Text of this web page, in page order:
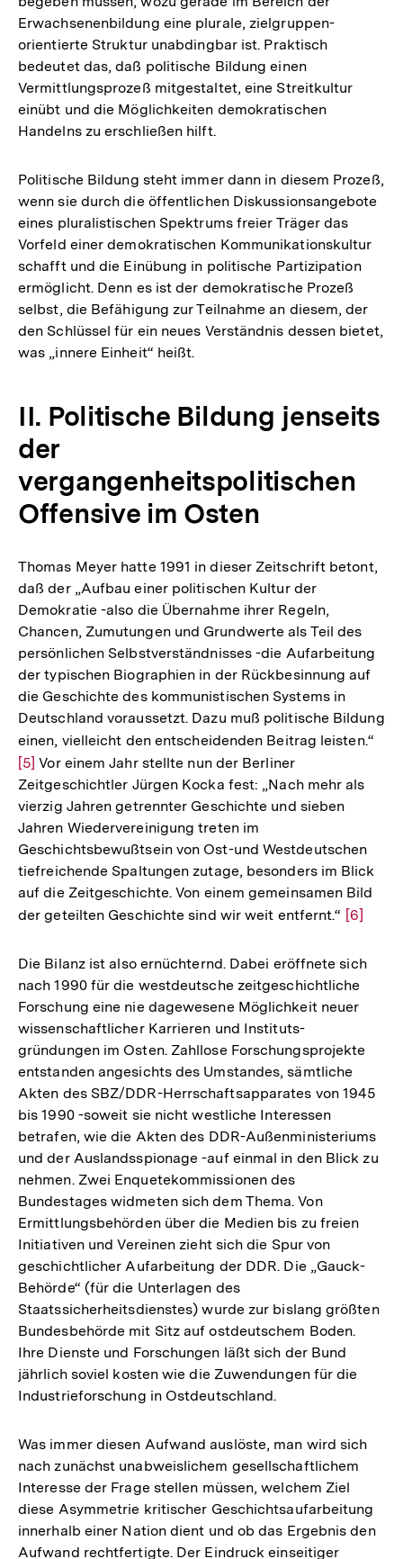
Erwachsenenbildung eine plurale, zielgruppen-
orientierte Struktur unabdingbar ist. Praktisch
bedeutet das, daß politische Bildung einen
Vermittlungsprozeß mitgestaltet, eine Streitkultur
einübt und die Möglichkeiten demokratischen
Handelns zu erschließen hilft.
Politische Bildung steht immer dann in diesem Prozeß,
wenn sie durch die öffentlichen Diskussionsangebote
eines pluralistischen Spektrums freier Träger das
Vorfeld einer demokratischen Kommunikationskultur
schafft und die Einübung in politische Partizipation
ermöglicht. Denn es ist der demokratische Prozeß
selbst, die Befähigung zur Teilnahme an diesem, der
den Schlüssel für ein neues Verständnis dessen bietet,
was „innere Einheit“ heißt.
II. Politische Bildung jenseits
der
vergangenheitspolitischen
Offensive im Osten
Thomas Meyer hatte 1991 in dieser Zeitschrift betont,
daß der „Aufbau einer politischen Kultur der
Demokratie -also die Übernahme ihrer Regeln,
Chancen, Zumutungen und Grundwerte als Teil des
persönlichen Selbstverständnisses -die Aufarbeitung
der typischen Biographien in der Rückbesinnung auf
die Geschichte des kommunistischen Systems in
Deutschland voraussetzt. Dazu muß politische Bildung
einen, vielleicht den entscheidenden Beitrag leisten.“Zur
[5] Vor einem Jahr stellte nun der Berliner
Zeitgeschichtler Jürgen Kocka fest: „Nach mehr als
vierzig Jahren getrennter Geschichte und sieben
Jahren Wiedervereinigung treten im
Geschichtsbewußtsein von Ost-und Westdeutschen
tiefreichende Spaltungen zutage, besonders im Blick
auf die Zeitgeschichte. Von einem gemeinsamen Bild
der geteilten Geschichte sind wir weit entfernt.“ Zur
der
Fußnote
[6]
Die Bilanz ist also ernüchternd. Dabei eröffnete sich
nach 1990 für die westdeutsche zeitgeschichtliche
Forschung eine nie dagewesene Möglichkeit neuer
wissenschaftlicher Karrieren und Instituts-
gründungen im Osten. Zahllose Forschungsprojekte
entstanden angesichts des Umstandes, sämtliche
Akten des SBZ/DDR-Herrschaftsapparates von 1945
bis 1990 -soweit sie nicht westliche Interessen
betrafen, wie die Akten des DDR-Außenministeriums
und der Auslandsspionage -auf einmal in den Blick zu
nehmen. Zwei Enquetekommissionen des
Bundestages widmeten sich dem Thema. Von
Ermittlungsbehörden über die Medien bis zu freien
Initiativen und Vereinen zieht sich die Spur von
geschichtlicher Aufarbeitung der DDR. Die „Gauck-
Behörde“ (für die Unterlagen des
Staatssicherheitsdienstes) wurde zur bislang größten
Bundesbehörde mit Sitz auf ostdeutschem Boden.
Ihre Dienste und Forschungen läßt sich der Bund
jährlich soviel kosten wie die Zuwendungen für die
Industrieforschung in Ostdeutschland.
Was immer diesen Aufwand auslöste, man wird sich
nach zunächst unabweislichem gesellschaftlichem
Interesse der Frage stellen müssen, welchem Ziel
diese Asymmetrie kritischer Geschichtsaufarbeitung
innerhalb einer Nation dient und ob das Ergebnis den
Aufwand rechtfertigte. Der Eindruck einseitiger